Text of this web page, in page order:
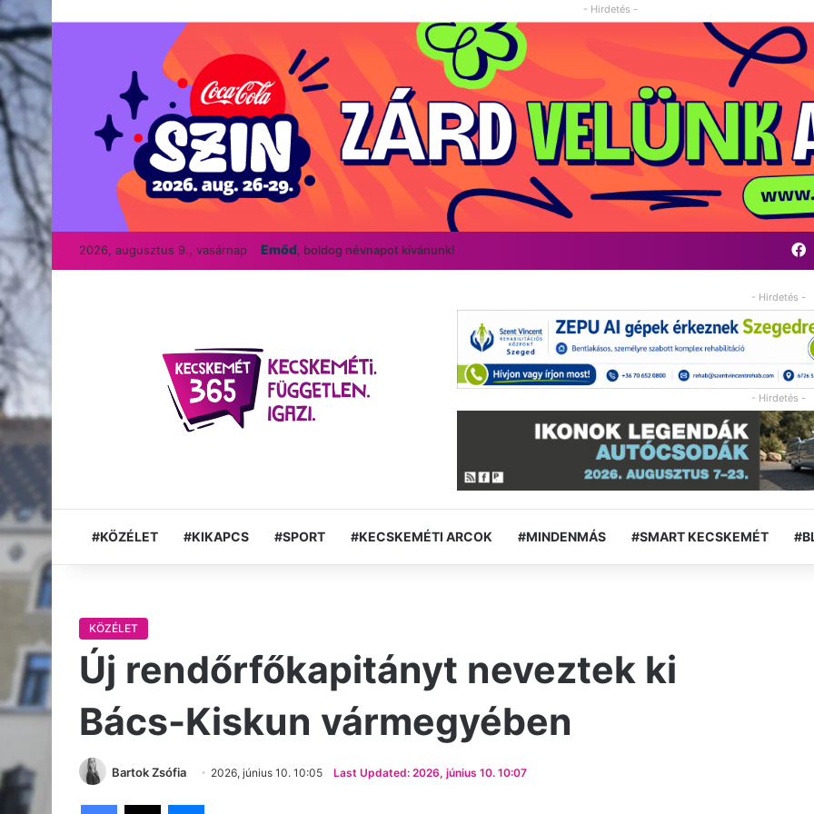
- Hirdetés -
2026, augusztus 9., vasárnap Emőd, boldog névnapot kívánunk!
- Hirdetés -
- Hirdetés -
#KÖZÉLET #KIKAPCS #SPORT #KECSKEMÉTI ARCOK #MINDENMÁS #SMART KECSKEMÉT
KÖZÉLET
Új rendőrfőkapitányt neveztek ki
Bács-Kiskun vármegyében
Bartok Zsófia 2026, június 10. 10:05 Last Updated: 2026, június 10. 10:07
Facebook
X Messenger